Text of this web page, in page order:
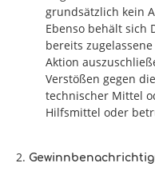
grundsätzlich kein
Ebenso behält sich
bereits
Aktion
Verstößen gegen
technischer Mittel
Hilfsmittel oder